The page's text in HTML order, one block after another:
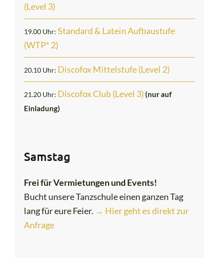
(Level 3)
19.00 Uhr: Standard & Latein Aufbaustufe
(WTP* 2)
20.10 Uhr: Discofox Mittelstufe (Level 2)
21.20 Uhr: Discofox Club (Level 3) (nur auf
Einladung)
Samstag
Frei für Vermietungen und Events!
Bucht unsere Tanzschule einen ganzen Tag
lang für eure Feier. → Hier geht es direkt zur
Anfrage